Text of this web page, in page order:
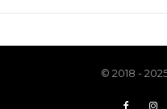
© 2018 -